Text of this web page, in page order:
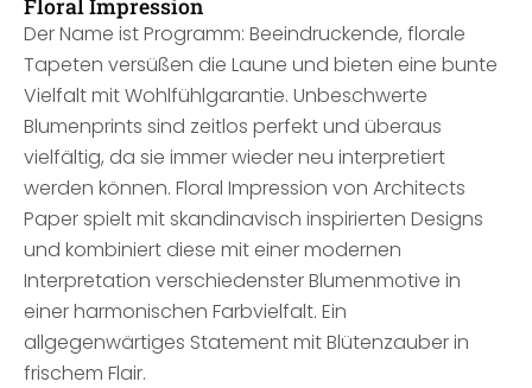
Floral Impression
Der Name ist Programm: Beeindruckende, florale
Tapeten versüßen die Laune und bieten eine bunte
Vielfalt mit Wohlfühlgarantie. Unbeschwerte
Blumenprints sind zeitlos perfekt und überaus
vielfältig, da sie immer wieder neu interpretiert
werden können. Floral Impression von Architects
Paper spielt mit skandinavisch inspirierten Designs
und kombiniert diese mit einer modernen
Interpretation verschiedenster Blumenmotive in
einer harmonischen Farbvielfalt. Ein
allgegenwärtiges Statement mit Blütenzauber in
frischem Flair.